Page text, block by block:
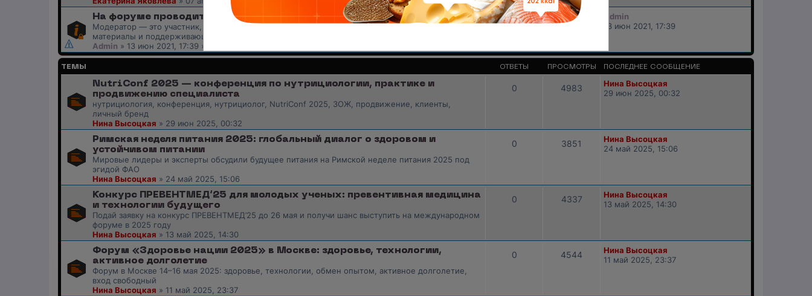
На форуме проводится набор модераторов и ведущих разделов
Модератор — это участник, следящий за соблюдением правил, удаляющий нежелательные
материалы и поддерживающий порядок
Admin » 13 июн 2021, 17:39 » в форуме
0 41433
Admin
13 июн 2021, 17:39
ТЕМЫ ОТВЕТЫ ПРОСМОТРЫ ПОСЛЕДНЕЕ СООБЩЕНИЕ
NutriConf 2025 — конференция по нутрициологии, практике и
продвижению специалиста
нутрициология, конференция, нутрициолог, NutriConf 2025, ЗОЖ, продвижение, клиенты,
личный бренд
Нина Высоцкая » 29 июн 2025, 00:32
0 4983
Нина Высоцкая
29 июн 2025, 00:32
Римская неделя питания 2025: глобальный диалог о здоровом и
устойчивом питании
Мировые лидеры и эксперты обсудили будущее питания на Римской неделе питания 2025 под
эгидой ФАО
Нина Высоцкая » 24 май 2025, 15:06
0 3851
Нина Высоцкая
24 май 2025, 15:06
Конкурс ПРЕВЕНТМЕД’25 для молодых ученых: превентивная медицина
и технологии будущего
Подай заявку на конкурс ПРЕВЕНТМЕД’25 до 26 мая и получи шанс выступить на международном
форуме в 2025 году
Нина Высоцкая » 13 май 2025, 14:30
0 4337
Нина Высоцкая
13 май 2025, 14:30
Форум «Здоровье нации 2025» в Москве: здоровье, технологии,
активное долголетие
Форум в Москве 14–16 мая 2025: здоровье, технологии, обмен опытом, активное долголетие,
вход свободный
Нина Высоцкая » 11 май 2025, 23:37
0 4544
Нина Высоцкая
11 май 2025, 23:37